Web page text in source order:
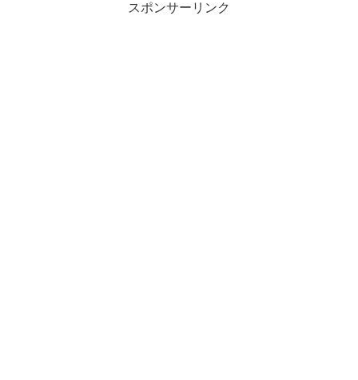
スポンサーリンク